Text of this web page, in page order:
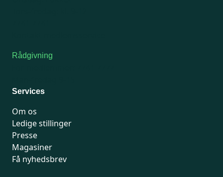
Rådgivning
Services
Om os
Ledige stillinger
Presse
Magasiner
Få nyhedsbrev